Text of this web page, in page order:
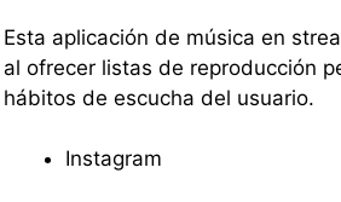
Esta aplicación de música en
al ofrecer listas de reproducción
hábitos de escucha del usuario.
Instagram